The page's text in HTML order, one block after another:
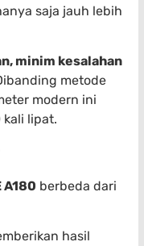
saja jauh lebih
minim kesalahan
metode
modern ini
kali lipat.
A180 berbeda dari
hasil